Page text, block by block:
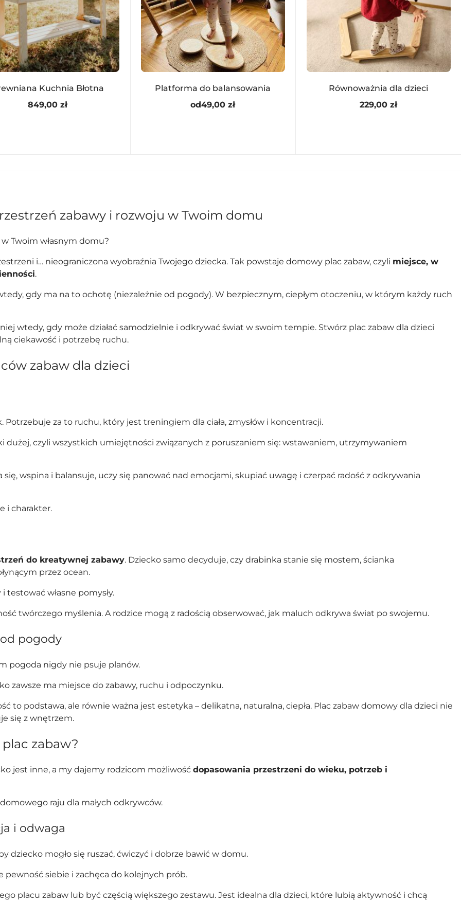
Kuchnia Błotna
849,00 zł
Platforma do balansowania
od49,00zł
Równoważnia dla dzieci
229,00zł
zabawy i rozwoju w Twoim domu
Twoim własnym domu?
i… nieograniczona wyobraźnia Twojego dziecka. Tak powstaje domowy plac zabaw, czyli miejsce, w
.
gdy ma na to ochotę (niezależnie od pogody). W bezpiecznym, ciepłym otoczeniu, w którym każdy ruch
wtedy, gdy może działać samodzielnie i odkrywać świat w swoim tempie. Stwórz plac zabaw dla dzieci
ciekawość i potrzebę ruchu.
zabaw dla dzieci
za to ruchu, który jest treningiem dla ciała, zmysłów i koncentracji.
dużej, czyli wszystkich umiejętności związanych z poruszaniem się: wstawaniem, utrzymywaniem
wspina i balansuje, uczy się panować nad emocjami, skupiać uwagę i czerpać radość z odkrywania
i charakter.
do kreatywnej zabawy. Dziecko samo decyduje, czy drabinka stanie się mostem, ścianka
przez ocean.
własne pomysły.
twórczego myślenia. A rodzice mogą z radością obserwować, jak maluch odkrywa świat po swojemu.
pogody
pogoda nigdy nie psuje planów.
zawsze ma miejsce do zabawy, ruchu i odpoczynku.
to podstawa, ale równie ważna jest estetyka – delikatna, naturalna, ciepła. Plac zabaw domowy dla dzieci nie
się z wnętrzem.
zabaw?
jest inne, a my dajemy rodzicom możliwość dopasowania przestrzeni do wieku, potrzeb i
raju dla małych odkrywców.
i odwaga
dziecko mogło się ruszać, ćwiczyć i dobrze bawić w domu.
siebie i zachęca do kolejnych prób.
placu zabaw lub być częścią większego zestawu. Jest idealna dla dzieci, które lubią aktywność i chcą
Kontynuuj zakupy